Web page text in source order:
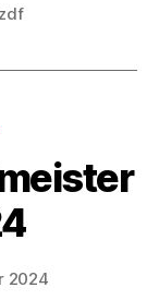
zdf
2024